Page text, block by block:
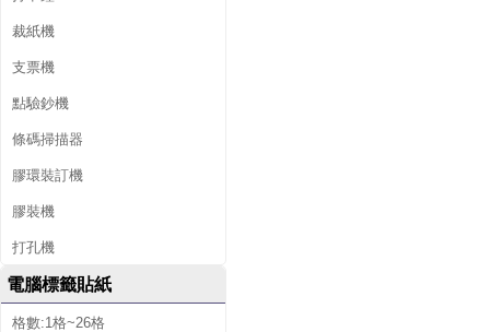
裁紙機
支票機
點驗鈔機
條碼掃描器
膠環裝訂機
膠裝機
打孔機
電腦標籤貼紙
格數:1格~26格